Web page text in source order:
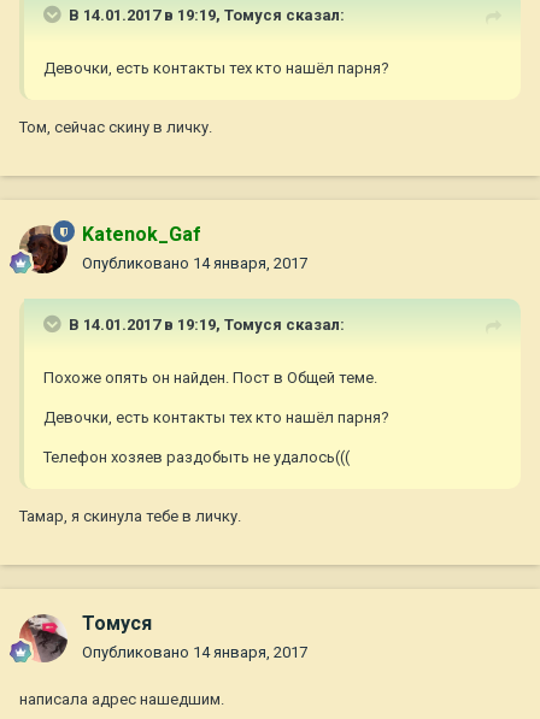
В 14.01.2017 в 19:19, Томуся сказал:
Девочки, есть контакты тех кто нашёл парня?
Том, сейчас скину в личку.
Katenok_Gaf
Опубликовано 14 января, 2017
В 14.01.2017 в 19:19, Томуся сказал:
Похоже опять он найден. Пост в Общей теме.
Девочки, есть контакты тех кто нашёл парня?
Телефон хозяев раздобыть не удалось(((
Тамар, я скинула тебе в личку.
Томуся
Опубликовано 14 января, 2017
написала адрес нашедшим.